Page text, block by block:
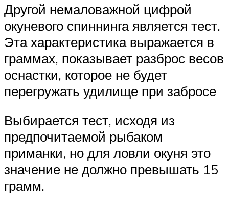
Другой немаловажной цифрой
окуневого спиннинга является тест.
Эта характеристика выражается в
граммах, показывает разброс весов
оснастки, которое не будет
перегружать удилище при забросе
Выбирается тест, исходя из
предпочитаемой рыбаком
приманки, но для ловли окуня это
значение не должно превышать 15
грамм.